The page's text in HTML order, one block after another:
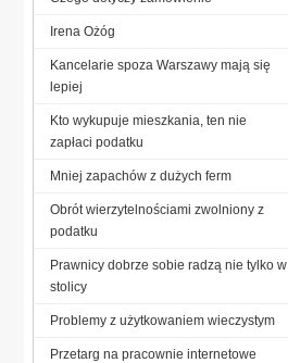
Irena Ożóg
Kancelarie spoza Warszawy mają się
lepiej
Kto wykupuje mieszkania, ten nie
zapłaci podatku
Mniej zapachów z dużych ferm
Obrót wierzytelnościami zwolniony z
podatku
Prawnicy dobrze sobie radzą nie tylko w
stolicy
Problemy z użytkowaniem wieczystym
Przetarg na pracownie internetowe